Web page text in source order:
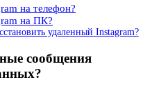
на телефон?
на ПК?
удаленный Instagram?
сообщения